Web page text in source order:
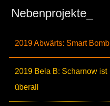
Nebenprojekte_
2019 Abwärts: Smart Bomb
2019 Bela B: Scharnow ist
überall